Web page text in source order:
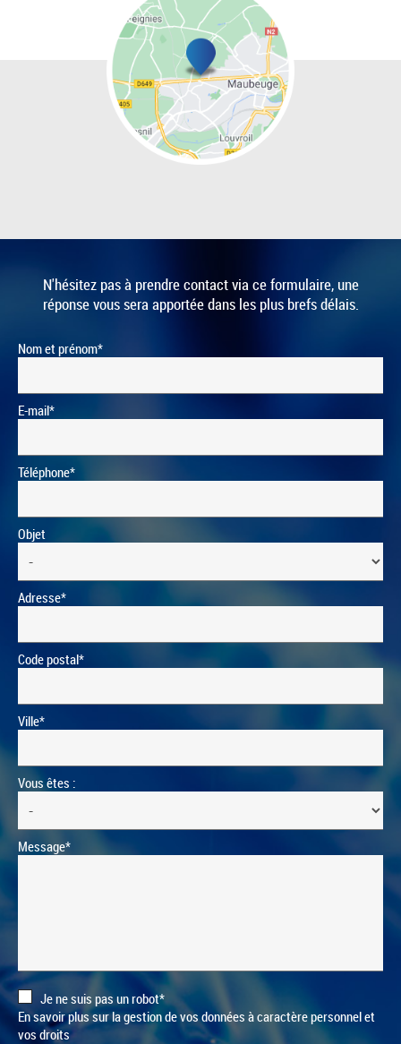
N'hésitez pas à prendre contact via ce formulaire, une
réponse vous sera apportée dans les plus brefs délais.
Nom et prénom*
E-mail*
Téléphone*
Objet
Adresse*
Code postal*
Ville*
Vous êtes :
Message*
Je ne suis pas un robot*
En savoir plus sur la gestion de vos données à caractère personnel et
vos droits